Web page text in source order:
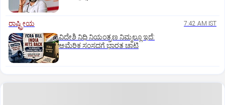
ರಾಷ್ಟ್ರೀಯ 7:42 AM IST
ವಿದೇಶಿ ನಿಧಿ ನಿಯಂತ್ರಣ ನಿಮ್ಮಲ್ಲೂ ಇದೆ:
ಅಮೆರಿಕ ಸಂಸದಗೆ ಭಾರತ ಚಾಟಿ